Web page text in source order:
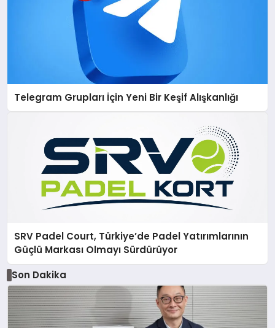
Telegram Grupları İçin Yeni Bir Keşif Alışkanlığı
SRV Padel Court, Türkiye’de Padel Yatırımlarının
Güçlü Markası Olmayı Sürdürüyor
Son Dakika